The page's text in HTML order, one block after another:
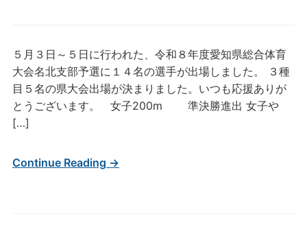
５月３日～５日に行われた、令和８年度愛知県総合体育
大会名北支部予選に１４名の選手が出場しました。 ３種
目５名の県大会出場が決まりました。いつも応援ありが
とうございます。 女子200m 準決勝進出 女子や
[…]
Continue Reading →